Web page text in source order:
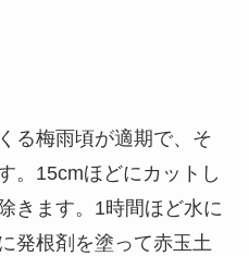
る梅雨頃が適期で、そ
。15cmほどにカットし
きます。1時間ほど水に
発根剤を塗って赤玉土